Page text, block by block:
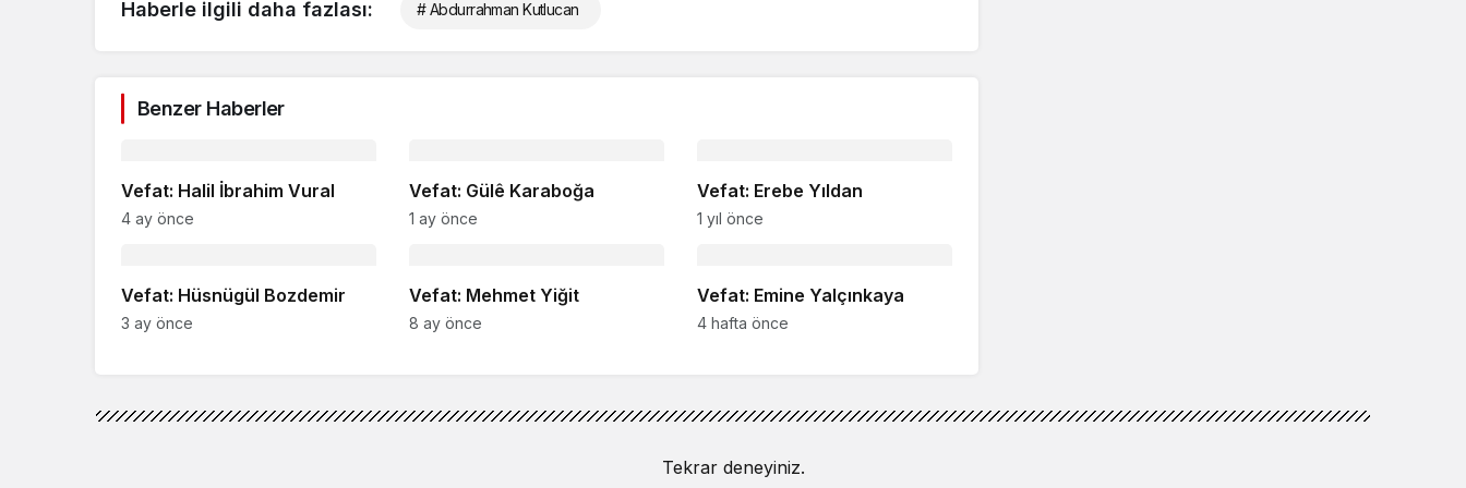
Haberle ilgili daha fazlası: # Abdurrahman Kutlucan
Benzer Haberler
Vefat: Halil İbrahim Vural
4 ay önce
Vefat: Gülê Karaboğa
1 ay önce
Vefat: Erebe Yıldan
1 yıl önce
Vefat: Hüsnügül Bozdemir
3 ay önce
Vefat: Mehmet Yiğit
8 ay önce
Vefat: Emine Yalçınkaya
4 hafta önce
Tekrar deneyiniz.